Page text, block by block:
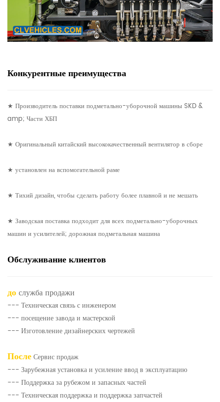
Конкурентные преимущества
★ Производитель поставки подметально-уборочной машины SKD &
amp; Части ХБП
★ Оригинальный китайский высококачественный вентилятор в сборе
★ установлен на вспомогательной раме
★ Тихий дизайн, чтобы сделать работу более плавной и не мешать
★ Заводская поставка подходит для всех подметально-уборочных
машин и усилителей; дорожная подметальная машина
Обслуживание клиентов
дослужба продажи
--- Техническая связь с инженером
--- посещение завода и мастерской
--- Изготовление дизайнерских чертежей
ПослеСервис продаж
--- Зарубежная установка и усиление ввод в эксплуатацию
--- Поддержка за рубежом и запасных частей
--- Техническая поддержка и поддержка запчастей